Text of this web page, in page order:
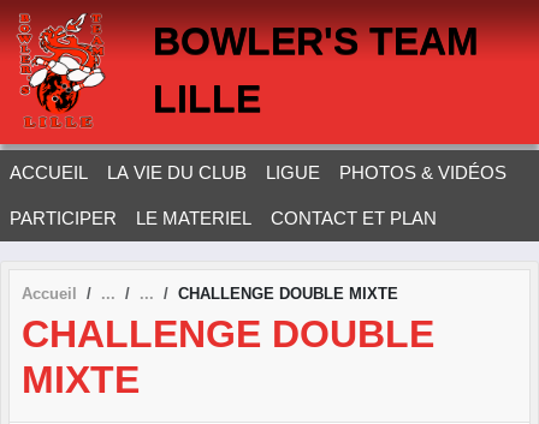
BOWLER'S TEAM
LILLE
ACCUEIL LA VIE DU CLUB LIGUE PHOTOS & VIDÉOS
PARTICIPER LE MATERIEL CONTACT ET PLAN
Accueil CHALLENGE DOUBLE MIXTE
CHALLENGE DOUBLE
MIXTE
Panneau de gestion des cookies